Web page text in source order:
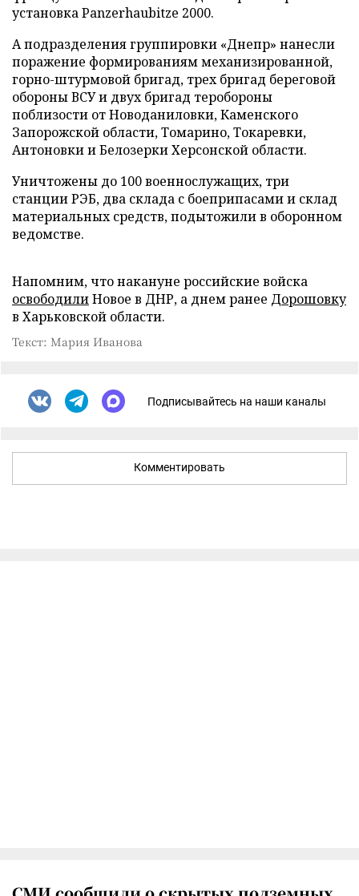
установка Panzerhaubitze 2000.
А подразделения группировки «Днепр» нанесли
поражение формированиям механизированной,
горно-штурмовой бригад, трех бригад береговой
обороны ВСУ и двух бригад теробороны
поблизости от Новоданиловки, Каменского
Запорожской области, Томарино, Токаревки,
Антоновки и Белозерки Херсонской области.
Уничтожены до 100 военнослужащих, три
станции РЭБ, два склада с боеприпасами и склад
материальных средств, подытожили в оборонном
ведомстве.
Напомним, что накануне российские войска
освободилиНовое в ДНР, а днем ранее Дорошовку
в Харьковской области.
Текст: Мария Иванова
Подписывайтесь на наши каналы
Комментировать